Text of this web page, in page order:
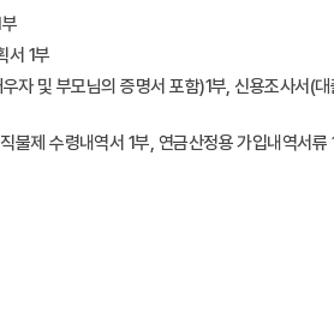
서 1부
및 부모님의 증명서 포함)1부, 신용조사서(
불제 수령내역서 1부, 연금산정용 가입내역서류